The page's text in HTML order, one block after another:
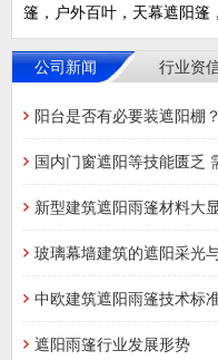
篷，户外百叶，天幕遮阳篷
公司新闻 行业资
阳台是否有必要装遮阳棚？
国内门窗遮阳等技能匮乏
新型建筑遮阳雨篷材料大
玻璃幕墙建筑的遮阳采光
中欧建筑遮阳雨篷技术标
遮阳雨篷行业发展形势